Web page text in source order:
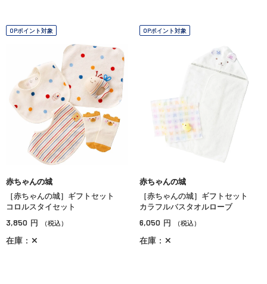
OPポイント対象
赤ちゃんの城
［赤ちゃんの城］ギフトセット
コロルスタイセット
3,850 円 （税込）
在庫：✕
OPポイント対象
赤ちゃんの城
［赤ちゃんの城］ギフトセット
カラフルバスタオルローブ
6,050 円 （税込）
在庫：✕